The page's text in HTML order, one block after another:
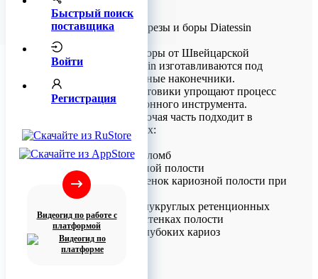
Быстрый поиск
поставщика
Войти
Регистрация
Видеогид по работе с
платформой
(Швейцария)
Твердосплавные фрезы и боры Diatessin
(Швейцария)
Твердосплавные боры от Швейцарской
компании Dia-Tessin изготавливаются под
угловые, и турбинные наконечники.
Стандартные хвостовики упрощают процесс
установки ротационного инструмента.
Шарообразная рабочая часть подходит в
следующих случаях:
удаления старых пломб
раскрытия кариозной полости
снятия боковых стенок кариозной полости при
некрэктомии
формирования полукруглых ретенционных
пунктов на дне и стенках полости
препарирования глубоких кариоз